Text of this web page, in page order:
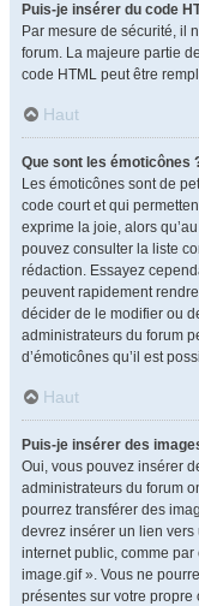
Puis-je insérer du code
Par mesure de sécurité, il
forum. La majeure partie
code HTML peut être
Haut
Que sont les émoticônes
Les émoticônes sont de
code court et qui
exprime la joie, alors
pouvez consulter la liste
rédaction. Essayez
peuvent rapidement
décider de le modifier ou
administrateurs du forum
d’émoticônes qu’il est
Haut
Puis-je insérer des
Oui, vous pouvez insérer
administrateurs du forum
pourrez transférer des
devrez insérer un lien
internet public, comme
image.gif ». Vous ne
présentes sur votre